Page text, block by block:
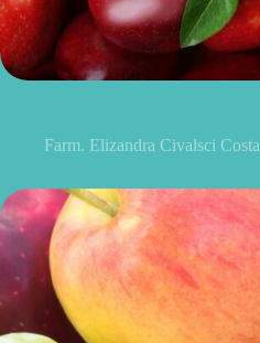
Farm. Elizandra Civalsci Costa